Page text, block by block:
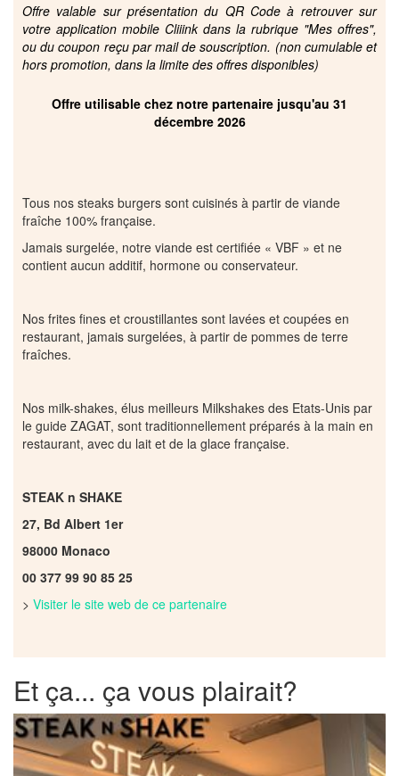
Offre valable sur présentation du QR Code à retrouver sur
votre application mobile Cliiink dans la rubrique "Mes offres",
ou du coupon reçu par mail de souscription. (non cumulable et
hors promotion, dans la limite des offres disponibles)
Offre utilisable chez notre partenaire jusqu'au 31
décembre 2026
Tous nos steaks burgers sont cuisinés à partir de viande
fraîche 100% française.
Jamais surgelée, notre viande est certifiée « VBF » et ne
contient aucun additif, hormone ou conservateur.
Nos frites fines et croustillantes sont lavées et coupées en
restaurant, jamais surgelées, à partir de pommes de terre
fraîches.
Nos milk-shakes, élus meilleurs Milkshakes des Etats-Unis par
le guide ZAGAT, sont traditionnellement préparés à la main en
restaurant, avec du lait et de la glace française.
STEAK n SHAKE
27, Bd Albert 1er
98000 Monaco
00 377 99 90 85 25
> Visiter le site web de ce partenaire
Et ça... ça vous plairait?